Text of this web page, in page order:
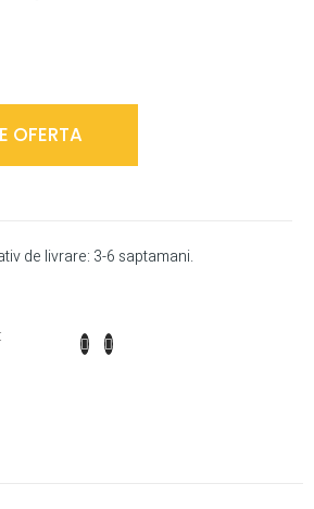
OFERTA
de livrare: 3-6 saptamani.